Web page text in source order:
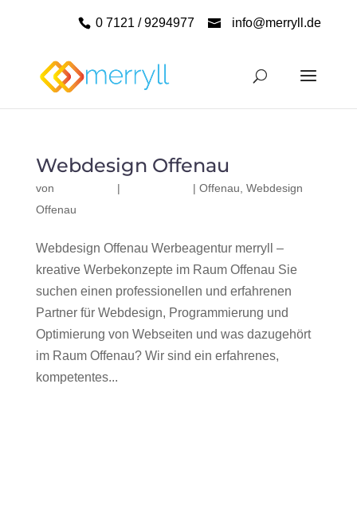
0 7121 / 9294977 info@merryll.de
Webdesign Offenau
von | | Offenau Webdesign
Offenau
Webdesign Offenau Werbeagentur merryll –
kreative Werbekonzepte im Raum Offenau Sie
suchen einen professionellen und erfahrenen
Partner für Webdesign, Programmierung und
Optimierung von Webseiten und was dazugehört
im Raum Offenau? Wir sind ein erfahrenes,
kompetentes...